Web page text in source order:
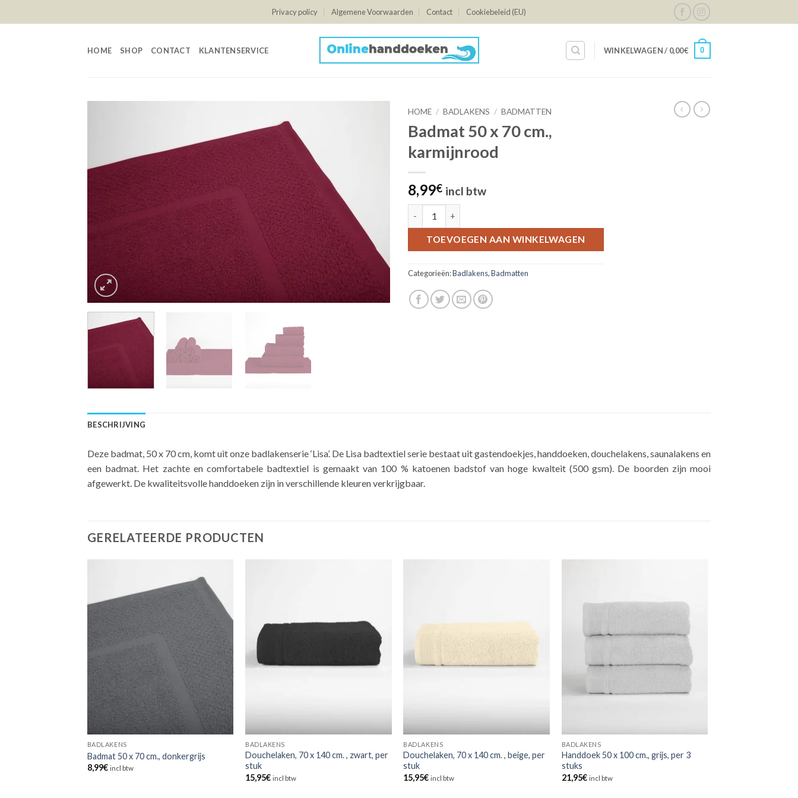
to
Privacy policy Algemene Voorwaarden Contact Cookiebeleid (EU)
HOME SHOP CONTACT KLANTENSERVICE WINKELWAGEN / 0,00€ 0
HOME / BADLAKENS / BADMATTEN
Badmat 50 x 70 cm.,
karmijnrood
8,99€ incl btw
TOEVOEGEN AAN WINKELWAGEN
Categorieën:Badlakens,Badmatten
BESCHRIJVING
Deze badmat, 50 x 70 cm, komt uit onze badlakenserie ‘Lisa’. De Lisa badtextiel serie bestaat uit gastendoekjes, handdoeken, douchelakens, saunalakens en
een badmat. Het zachte en comfortabele badtextiel is gemaakt van 100 % katoenen badstof van hoge kwalteit (500 gsm). De boorden zijn mooi
afgewerkt. De kwaliteitsvolle handdoeken zijn in verschillende kleuren verkrijgbaar.
GERELATEERDE PRODUCTEN
BADLAKENS
Badmat 50 x 70 cm., donkergrijs
8,99€ incl btw
BADLAKENS
Douchelaken, 70 x 140 cm. , zwart, per
stuk
15,95€ incl btw
BADLAKENS
Douchelaken, 70 x 140 cm. , beige, per
stuk
15,95€ incl btw
BADLAKENS
Handdoek 50 x 100 cm., grijs, per 3
stuks
21,95€ incl btw